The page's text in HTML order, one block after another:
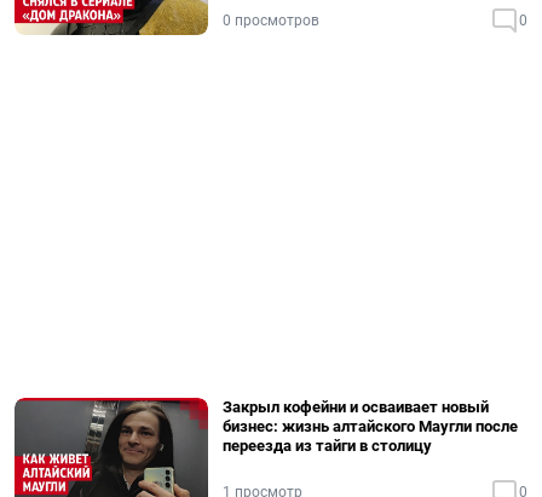
0 просмотров 0
Закрыл кофейни и осваивает новый
бизнес: жизнь алтайского Маугли после
переезда из тайги в столицу
1 просмотр 0